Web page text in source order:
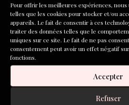
Pour offrir les meilleures expériences,
telles que les cookies pour stocker et/ou
appareils. Le fait de consentir à ces
traiter des données telles que le
uniques sur ce site. Le fait de ne pas
consentement peut avoir un effet négatif
fonctions.
Accepter
Refuser